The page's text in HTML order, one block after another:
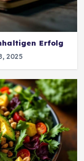
Erfolg
2025